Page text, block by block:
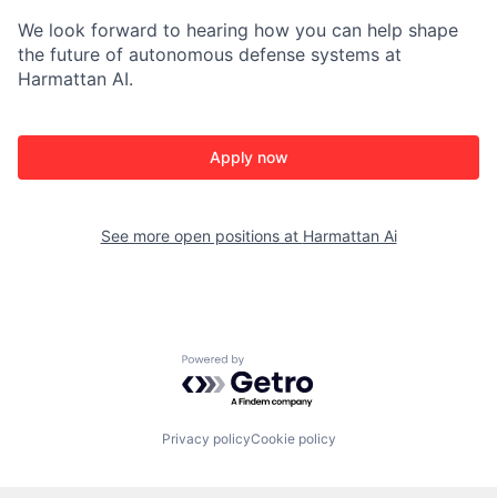
We look forward to hearing how you can help shape
the future of autonomous defense systems at
Harmattan AI.
Apply now
See more open positions at Harmattan Ai
Powered by Getro.com
Privacy policyCookie policy